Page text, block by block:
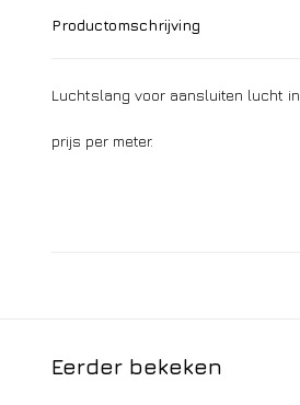
Productomschrijving
Luchtslang voor aansluiten lucht
prijs per meter.
Eerder bekeken